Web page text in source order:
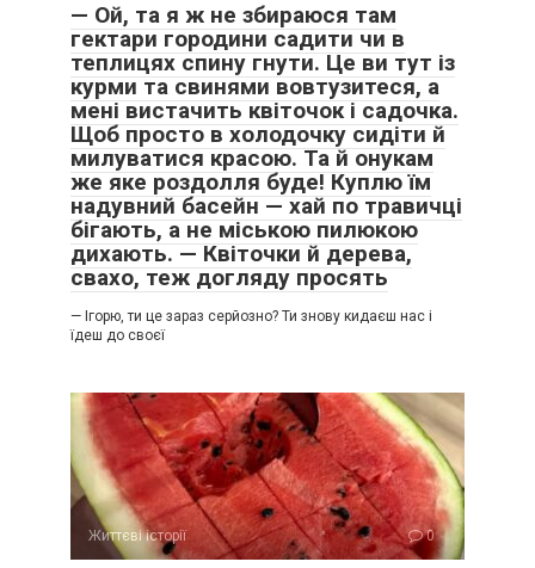
— Ой, та я ж не збираюся там
гектари городини садити чи в
теплицях спину гнути. Це ви тут із
курми та свинями вовтузитеся, а
мені вистачить квіточок і садочка.
Щоб просто в холодочку сидіти й
милуватися красою. Та й онукам
же яке роздолля буде! Куплю їм
надувний басейн — хай по травичці
бігають, а не міською пилюкою
дихають. — Квіточки й дерева,
свахо, теж догляду просять
— Ігорю, ти це зараз серйозно? Ти знову кидаєш нас і
їдеш до своєї
Життєві історії 0